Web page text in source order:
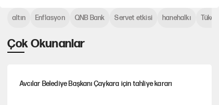
Çok Okunanlar
Avcılar Belediye Başkanı Çaykara için tahliye kararı
altın Enflasyon QNB Bank Servet etkisi hanehalkı